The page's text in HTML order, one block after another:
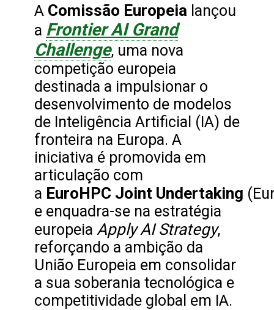
A Comissão Europeia lançou
a Frontier AI Grand
Challenge, uma nova
competição europeia
destinada a impulsionar o
desenvolvimento de modelos
de Inteligência Artificial (IA) de
fronteira na Europa. A
iniciativa é promovida em
articulação com
a EuroHPC Joint Undertaking
e enquadra-se na estratégia
europeia Apply AI Strategy,
reforçando a ambição da
União Europeia em consolidar
a sua soberania tecnológica e
competitividade global em IA.